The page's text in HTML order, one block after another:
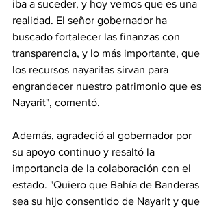
iba a suceder, y hoy vemos que es una
realidad. El señor gobernador ha
buscado fortalecer las finanzas con
transparencia, y lo más importante, que
los recursos nayaritas sirvan para
engrandecer nuestro patrimonio que es
Nayarit", comentó.
Además, agradeció al gobernador por
su apoyo continuo y resaltó la
importancia de la colaboración con el
estado. "Quiero que Bahía de Banderas
sea su hijo consentido de Nayarit y que